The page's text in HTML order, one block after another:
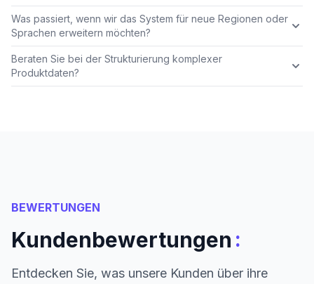
Was passiert, wenn wir das System für neue Regionen oder
Sprachen erweitern möchten?
Beraten Sie bei der Strukturierung komplexer
Produktdaten?
BEWERTUNGEN
Kundenbewertungen :
Entdecken Sie, was unsere Kunden über ihre